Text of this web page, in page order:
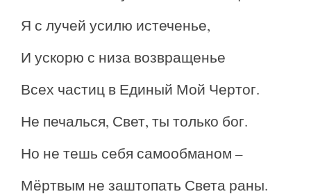
Я с лучей усилю истеченье,
И ускорю с низа возвращенье
Всех частиц в Единый Мой Чертог.
Не печалься, Свет, ты только бог.
Но не тешь себя самообманом –
Мёртвым не заштопать Света раны.